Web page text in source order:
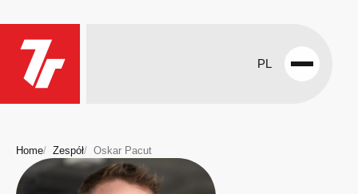
PL
Open
Home Zespół Oskar Pacut